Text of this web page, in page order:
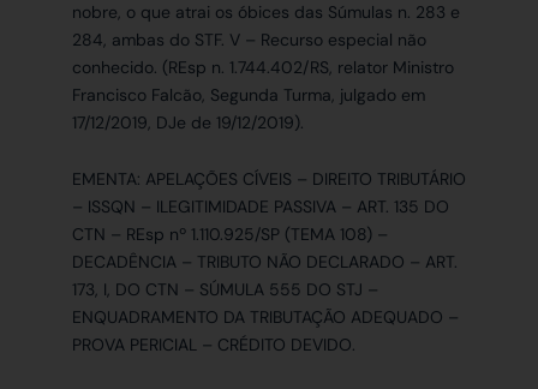
nobre, o que atrai os óbices das Súmulas n. 283 e
284, ambas do STF. V – Recurso especial não
conhecido. (REsp n. 1.744.402/RS, relator Ministro
Francisco Falcão, Segunda Turma, julgado em
17/12/2019, DJe de 19/12/2019).
EMENTA: APELAÇÕES CÍVEIS – DIREITO TRIBUTÁRIO
– ISSQN – ILEGITIMIDADE PASSIVA – ART. 135 DO
CTN – REsp nº 1.110.925/SP (TEMA 108) –
DECADÊNCIA – TRIBUTO NÃO DECLARADO – ART.
173, I, DO CTN – SÚMULA 555 DO STJ –
ENQUADRAMENTO DA TRIBUTAÇÃO ADEQUADO –
PROVA PERICIAL – CRÉDITO DEVIDO.